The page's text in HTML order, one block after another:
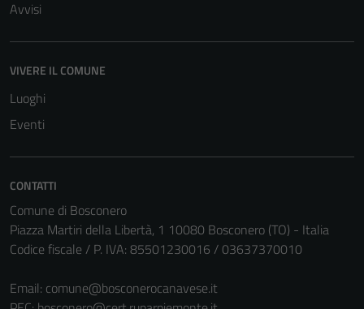
Avvisi
VIVERE IL COMUNE
Luoghi
Eventi
CONTATTI
Comune di Bosconero
Piazza Martiri della Libertà, 1 10080 Bosconero (TO) - Italia
Codice fiscale / P. IVA: 85501230016 / 03637370010
Email: comune@bosconerocanavese.it